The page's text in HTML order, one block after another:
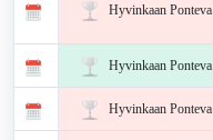
Hyvinkaan Ponteva
Hyvinkaan Ponteva
Hyvinkaan Ponteva